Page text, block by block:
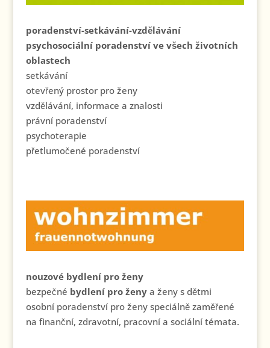
poradenství-setkávání-vzdělávání
psychosociální poradenství ve všech životních
oblastech
setkávání
otevřený prostor pro ženy
vzdělávání, informace a znalosti
právní poradenství
psychoterapie
přetlumočené poradenství
nouzové bydlení pro ženy
bezpečné bydlení pro ženya ženy s dětmi
osobní poradenství pro ženy speciálně zaměřené
na finanční, zdravotní, pracovní a sociální témata.